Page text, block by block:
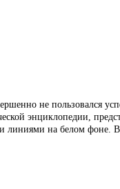
не пользовался
энциклопедии,
на белом фоне.